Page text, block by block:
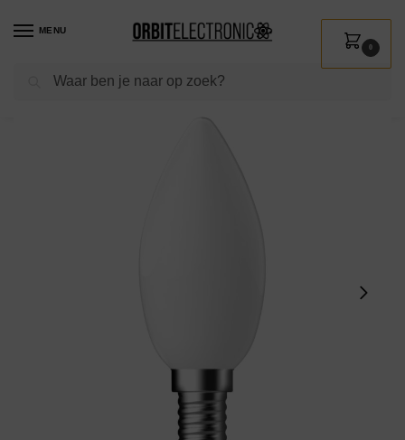
MENU
Zoeken
0
Shop / Verlichting / Lichtbronnen